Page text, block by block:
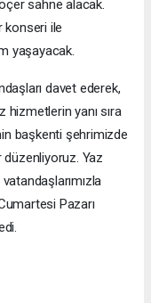
sahne alacak.
konseri ile
yaşayacak.
davet ederek,
hizmetlerin yanı sıra
başkenti şehrimizde
düzenliyoruz. Yaz
Pazarı